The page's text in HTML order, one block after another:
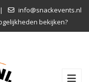
|
info@snackevents.nl
bekijken?